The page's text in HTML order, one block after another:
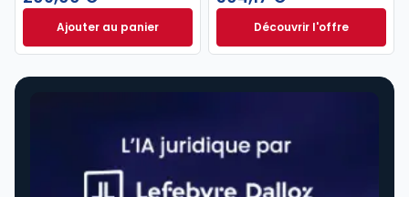
Ajouter au panierMémento TVA 2026-2027 à 209,00 € TTC
Découvrir l'offreNavis Comptable
Dès